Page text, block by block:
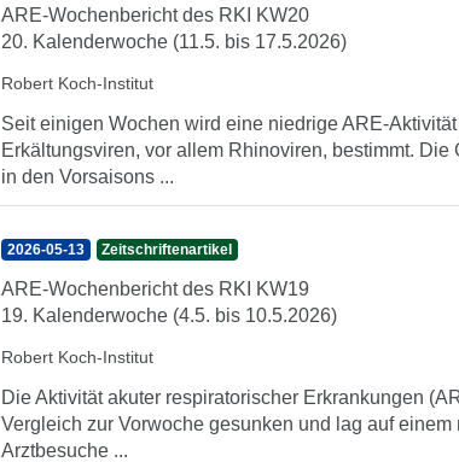
ARE-Wochenbericht des RKI KW20
20. Kalenderwoche (11.5. bis 17.5.2026)
Robert Koch-Institut
Seit einigen Wochen wird eine niedrige ARE-
Erkältungsviren, vor allem Rhinoviren, bestimmt.
in den Vorsaisons ...
2026-05-13 Zeitschriftenartikel
ARE-Wochenbericht des RKI KW19
19. Kalenderwoche (4.5. bis 10.5.2026)
Robert Koch-Institut
Die Aktivität akuter respiratorischer Erkrankungen
Vergleich zur Vorwoche gesunken und lag auf
Arztbesuche ...